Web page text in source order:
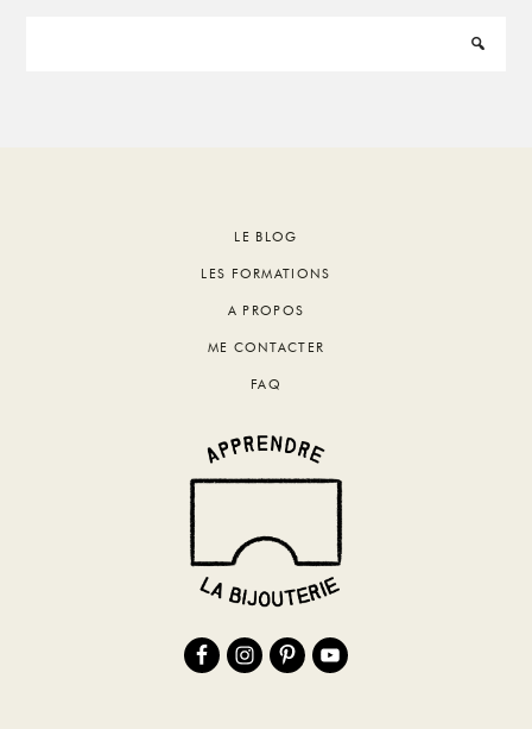
LE BLOG
LES FORMATIONS
A PROPOS
ME CONTACTER
FAQ